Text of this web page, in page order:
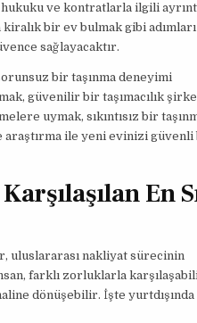
ve kontratlarla ilgili
bir ev bulmak gibi adımları
sağlayacaktır.
bir taşınma deneyimi
güvenilir bir taşımacılık
uymak, sıkıntısız bir
araştırma ile yeni evinizi güvenli
En
uluslararası nakliyat sürecinin
farklı zorluklarla
dönüşebilir. İşte yurtdışında